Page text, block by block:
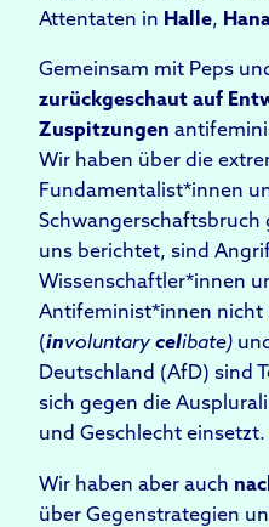
Attentaten in Halle,
Gemeinsam mit Peps
zurückgeschaut auf
Zuspitzungen
Wir haben über die
Fundamentalist*innen
Schwangerschaftsbruch
uns berichtet, sind
Wissenschaftler*innen
Antifeminist*innen nicht
(involuntary celibate)
Deutschland (AfD) sind
sich gegen die
und Geschlecht einsetzt.
Wir haben aber auch
über Gegenstrategien